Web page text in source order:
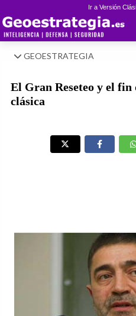
Ir a Versión
GEOESTRATEGIA
El Gran Reseteo y el fin
clásica